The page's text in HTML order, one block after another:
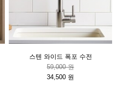
스텐 와이드 폭포 수전
59,000 원
34,500 원